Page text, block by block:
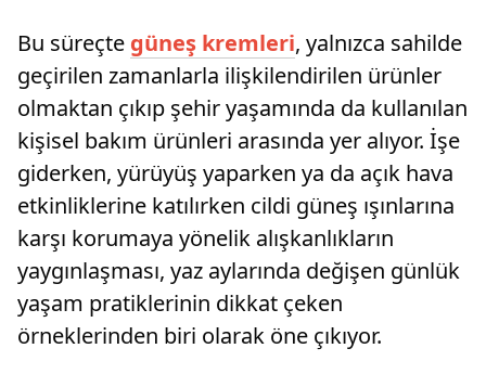
Bu süreçte güneş kremleri, yalnızca sahilde
geçirilen zamanlarla ilişkilendirilen ürünler
olmaktan çıkıp şehir yaşamında da kullanılan
kişisel bakım ürünleri arasında yer alıyor. İşe
giderken, yürüyüş yaparken ya da açık hava
etkinliklerine katılırken cildi güneş ışınlarına
karşı korumaya yönelik alışkanlıkların
yaygınlaşması, yaz aylarında değişen günlük
yaşam pratiklerinin dikkat çeken
örneklerinden biri olarak öne çıkıyor.